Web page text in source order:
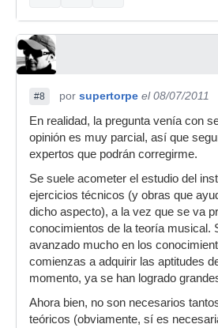
#8 por supertorpe el 08/07/2011
En realidad, la pregunta venía con
opinión es muy parcial, así que
expertos que podrán corregirme.
Se suele acometer el estudio del
ejercicios técnicos (y obras que
dicho aspecto), a la vez que se va
conocimientos de la teoría musical.
avanzado mucho en los
comienzas a adquirir las aptitudes
momento, ya se han logrado
Ahora bien, no son necesarios
teóricos (obviamente, sí es